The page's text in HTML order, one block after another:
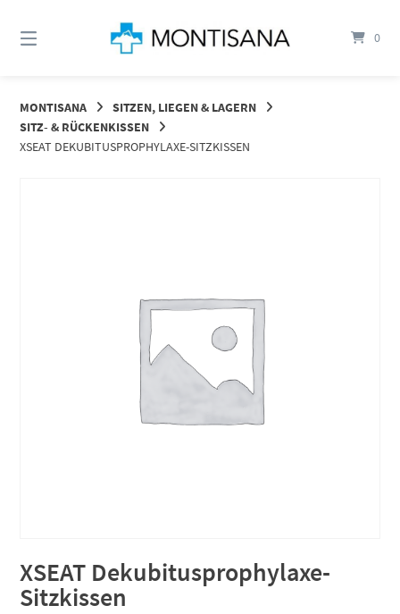
zum
0
MONTISANA
SITZEN, LIEGEN & LAGERN
SITZ- & RÜCKENKISSEN
XSEAT DEKUBITUSPROPHYLAXE-SITZKISSEN
XSEAT Dekubitusprophylaxe-
Sitzkissen